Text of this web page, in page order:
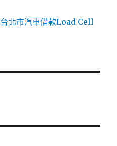
北市汽車借款Load Cell